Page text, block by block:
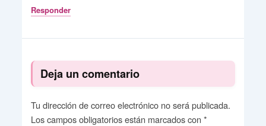
Responder
Deja un comentario
Tu dirección de correo electrónico no será publicada.
Los campos obligatorios están marcados con *